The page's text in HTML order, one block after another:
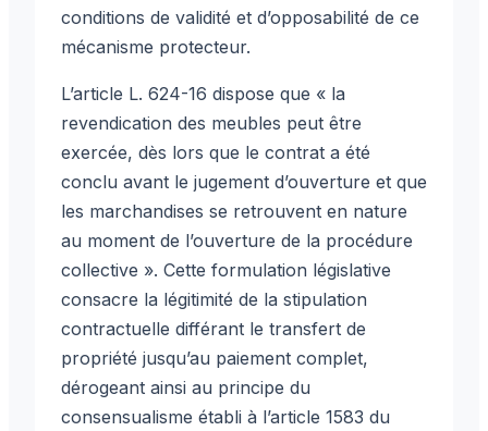
conditions de validité et d’opposabilité de ce
mécanisme protecteur.
L’article L. 624-16 dispose que « la
revendication des meubles peut être
exercée, dès lors que le contrat a été
conclu avant le jugement d’ouverture et que
les marchandises se retrouvent en nature
au moment de l’ouverture de la procédure
collective ». Cette formulation législative
consacre la légitimité de la stipulation
contractuelle différant le transfert de
propriété jusqu’au paiement complet,
dérogeant ainsi au principe du
consensualisme établi à l’article 1583 du